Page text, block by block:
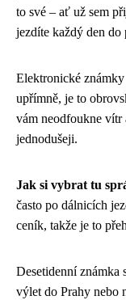
to své – ať už sem
jezdíte každý den do
Elektronické
upřímně, je to
vám neodfoukne vítr
jednodušeji.
Jak si vybrat tu
často po dálnicích
ceník, takže je to
Desetidenní známka
výlet do Prahy nebo